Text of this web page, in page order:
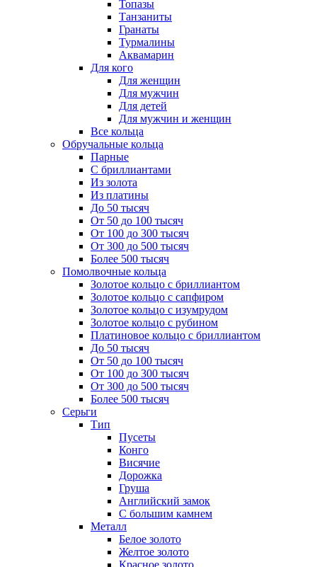
Топазы
Танзаниты
Гранаты
Турмалины
Аквамарин
Для кого
Для женщин
Для мужчин
Для детей
Для мужчин и женщин
Все кольца
Обручальные кольца
Парные
С бриллиантами
Из золота
Из платины
До 50 тысяч
От 50 до 100 тысяч
От 100 до 300 тысяч
От 300 до 500 тысяч
Более 500 тысяч
Помолвочные кольца
Золотое кольцо с бриллиантом
Золотое кольцо с сапфиром
Золотое кольцо с изумрудом
Золотое кольцо с рубином
Платиновое кольцо с бриллиантом
До 50 тысяч
От 50 до 100 тысяч
От 100 до 300 тысяч
От 300 до 500 тысяч
Более 500 тысяч
Серьги
Тип
Пусеты
Конго
Висячие
Дорожка
Груша
Английский замок
С большим камнем
Металл
Белое золото
Желтое золото
Красное золото